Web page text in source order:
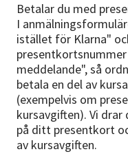
Betalar du med
I
istället för Klarna"
meddelande", så
betala en del av
(exempelvis om
kursavgiften). Vi
på ditt presentkort
av kursavgiften.